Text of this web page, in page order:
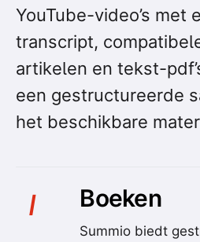
YouTube-video’s met
transcript,
artikelen en tekst-
een gestructureerde
het beschikbare
I Boeken
Summio biedt